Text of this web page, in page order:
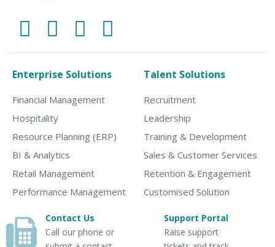
Enterprise Solutions
Financial Management
Hospitality
Resource Planning (ERP)
BI & Analytics
Retail Management
Performance Management
Talent Solutions
Recruitment
Leadership
Training & Development
Sales & Customer Services
Retention & Engagement
Customised Solution
Contact Us
Call our phone or
Support Portal
Raise support